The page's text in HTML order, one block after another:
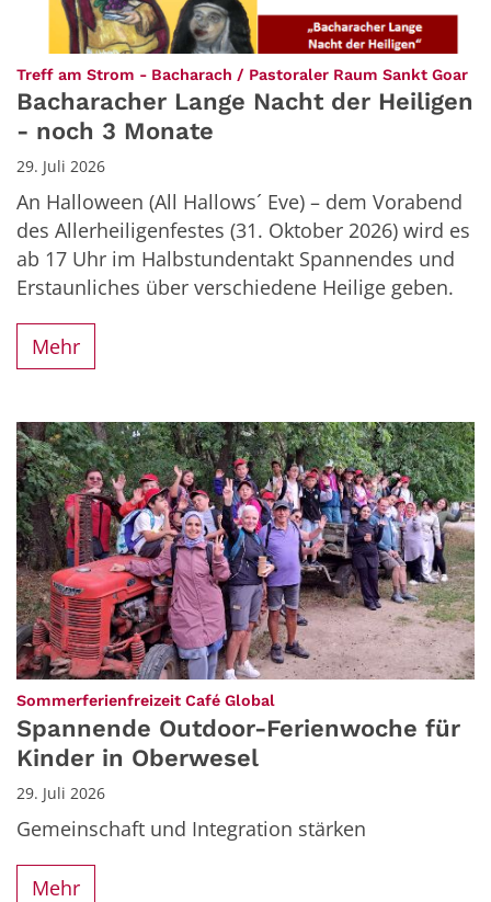
Treff am Strom - Bacharach / Pastoraler Raum Sankt Goar:
Bacharacher Lange Nacht der Heiligen
- noch 3 Monate
29. Juli 2026
An Halloween (All Hallows´ Eve) – dem Vorabend
des Allerheiligenfestes (31. Oktober 2026) wird es
ab 17 Uhr im Halbstundentakt Spannendes und
Erstaunliches über verschiedene Heilige geben.
Mehr
Sommerferienfreizeit Café Global
Spannende Outdoor-Ferienwoche für
Kinder in Oberwesel
29. Juli 2026
Gemeinschaft und Integration stärken
Mehr